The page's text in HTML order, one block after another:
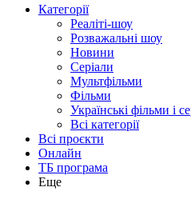
Категорії
Реаліті-шоу
Розважальні шоу
Новини
Серіали
Мультфільми
Фільми
Українські фільми і
Всі категорії
Всі проєкти
Онлайн
ТБ програма
Еще